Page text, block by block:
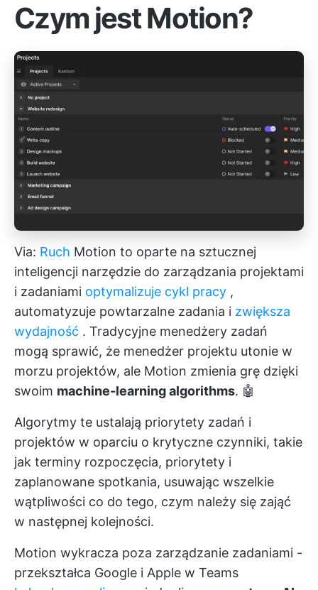
Czym jest Motion?
Via: Ruch Motion to oparte na sztucznej
inteligencji narzędzie do zarządzania projektami
i zadaniami optymalizuje cykl pracy ,
automatyzuje powtarzalne zadania i zwiększa
wydajność . Tradycyjne menedżery zadań
mogą sprawić, że menedżer projektu utonie w
morzu projektów, ale Motion zmienia grę dzięki
swoim machine-learning algorithms. 🤖
Algorytmy te ustalają priorytety zadań i
projektów w oparciu o krytyczne czynniki, takie
jak terminy rozpoczęcia, priorytety i
zaplanowane spotkania, usuwając wszelkie
wątpliwości co do tego, czym należy się zająć
w następnej kolejności.
Motion wykracza poza zarządzanie zadaniami -
przekształca Google i Apple w Teams